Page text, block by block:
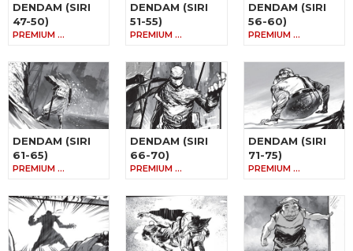
DENDAM (SIRI
47-50)
PREMIUM …
DENDAM (SIRI
51-55)
PREMIUM …
DENDAM (SIRI
56-60)
PREMIUM …
DENDAM (SIRI
61-65)
PREMIUM …
DENDAM (SIRI
66-70)
PREMIUM …
DENDAM (SIRI
71-75)
PREMIUM …